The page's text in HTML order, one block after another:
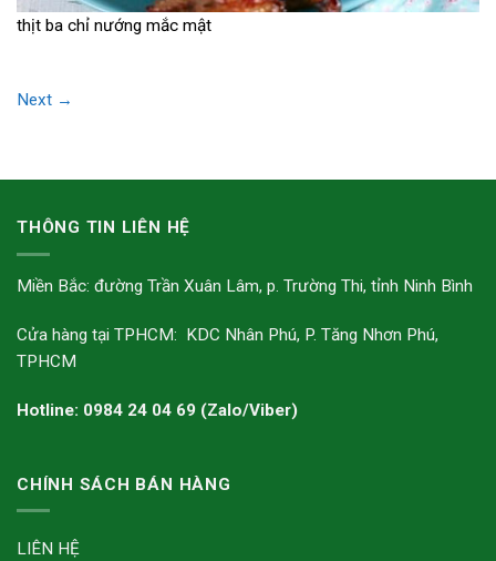
thịt ba chỉ nướng mắc mật
Next →
THÔNG TIN LIÊN HỆ
Miền Bắc: đường Trần Xuân Lâm, p. Trường Thi, tỉnh Ninh Bình
Cửa hàng tại TPHCM: KDC Nhân Phú, P. Tăng Nhơn Phú,
TPHCM
Hotline: 0984 24 04 69 (Zalo/Viber)
CHÍNH SÁCH BÁN HÀNG
LIÊN HỆ